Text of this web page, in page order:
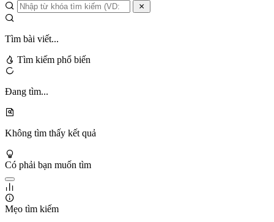
Tìm bài viết...
Tìm kiếm phổ biến
Đang tìm...
Không tìm thấy kết quả
Có phải bạn muốn tìm
Mẹo tìm kiếm